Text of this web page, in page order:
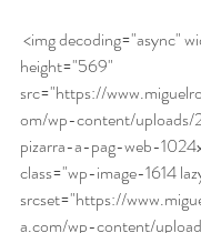
height="569"
src="https://
om/wp-content/uploads/
pizarra-a-pag-web-
class="wp-image-1614
srcset="https://
a.com/wp-content/